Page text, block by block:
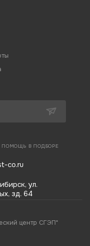
ПОМОЩЬ В ПОДБОРЕ
co.ru
ул.
зд. 64
центр СГЭП"